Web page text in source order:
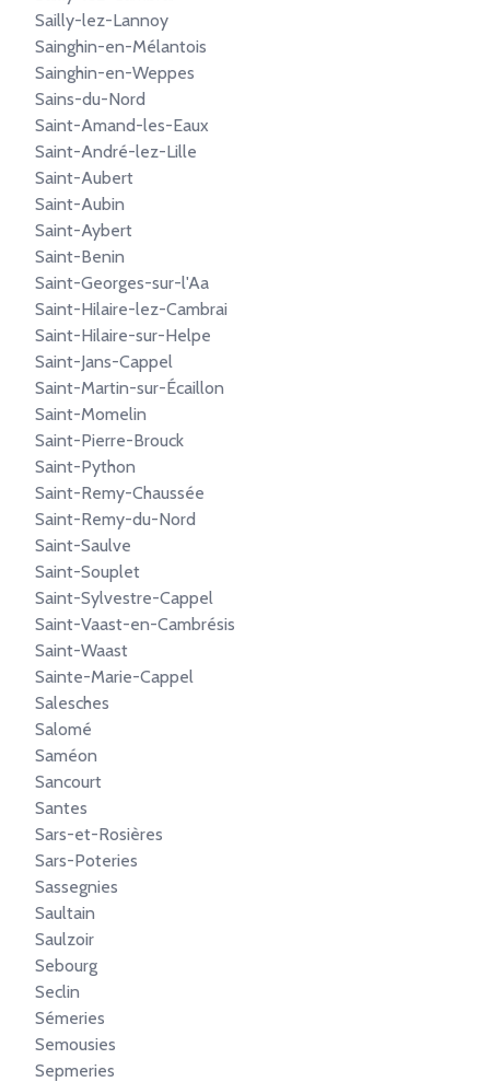
Sailly-lez-Lannoy
Sainghin-en-Mélantois
Sainghin-en-Weppes
Sains-du-Nord
Saint-Amand-les-Eaux
Saint-André-lez-Lille
Saint-Aubert
Saint-Aubin
Saint-Aybert
Saint-Benin
Saint-Georges-sur-l'Aa
Saint-Hilaire-lez-Cambrai
Saint-Hilaire-sur-Helpe
Saint-Jans-Cappel
Saint-Martin-sur-Écaillon
Saint-Momelin
Saint-Pierre-Brouck
Saint-Python
Saint-Remy-Chaussée
Saint-Remy-du-Nord
Saint-Saulve
Saint-Souplet
Saint-Sylvestre-Cappel
Saint-Vaast-en-Cambrésis
Saint-Waast
Sainte-Marie-Cappel
Salesches
Salomé
Saméon
Sancourt
Santes
Sars-et-Rosières
Sars-Poteries
Sassegnies
Saultain
Saulzoir
Sebourg
Seclin
Sémeries
Semousies
Sepmeries